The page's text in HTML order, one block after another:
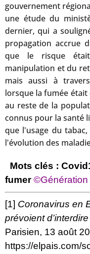
gouvernement
une étude du
dernier, qui a
propagation accrue
que le risque
manipulation et du
mais aussi à
lorsque la fumée
au reste de la
connus pour la santé
que l'usage du
l'évolution des
Mots clés :
fumer ©Génération
[1] Coronavirus en
prévoient
Parisien, 13 août
https://elpais.com/